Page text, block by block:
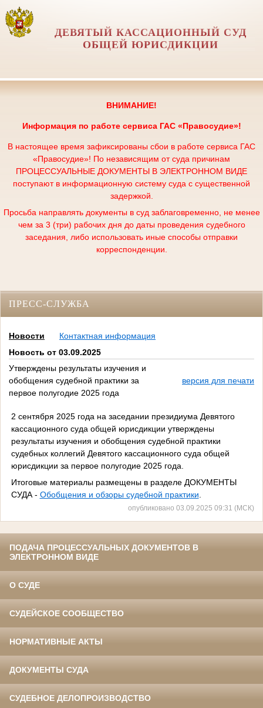
ДЕВЯТЫЙ КАССАЦИОННЫЙ СУД
ОБЩЕЙ ЮРИСДИКЦИИ
ВНИМАНИЕ!
Информация по работе сервиса ГАС «Правосудие»!
В настоящее время зафиксированы сбои в работе сервиса ГАС
«Правосудие»! По независящим от суда причинам
ПРОЦЕССУАЛЬНЫЕ ДОКУМЕНТЫ В ЭЛЕКТРОННОМ ВИДЕ
поступают в информационную систему суда с существенной
задержкой.
Просьба направлять документы в суд заблаговременно, не менее
чем за 3 (три) рабочих дня до даты проведения судебного
заседания, либо использовать иные способы отправки
корреспонденции.
ПРЕСС-СЛУЖБА
Новости
Контактная информация
Новость от 03.09.2025
Утверждены результаты изучения и
обобщения судебной практики за
первое полугодие 2025 года
версия для печати
2 сентября 2025 года на заседании президиума Девятого
кассационного суда общей юрисдикции утверждены
результаты изучения и обобщения судебной практики
судебных коллегий Девятого кассационного суда общей
юрисдикции за первое полугодие 2025 года.
Итоговые материалы размещены в разделе ДОКУМЕНТЫ
СУДА - Обобщения и обзоры судебной практики
опубликовано 03.09.2025 09:31 (МСК)
ПОДАЧА ПРОЦЕССУАЛЬНЫХ ДОКУМЕНТОВ В
ЭЛЕКТРОННОМ ВИДЕ
О СУДЕ
СУДЕЙСКОЕ СООБЩЕСТВО
НОРМАТИВНЫЕ АКТЫ
ДОКУМЕНТЫ СУДА
СУДЕБНОЕ ДЕЛОПРОИЗВОДСТВО